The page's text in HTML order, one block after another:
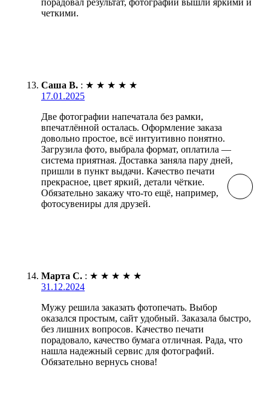
четкими.
Саша В. : ★ ★ ★ ★ ★
17.01.2025
Две фотографии напечатала без рамки,
впечатлённой осталась. Оформление заказа
довольно простое, всё интуитивно понятно.
Загрузила фото, выбрала формат, оплатила —
система приятная. Доставка заняла пару дней,
пришли в пункт выдачи. Качество печати
прекрасное, цвет яркий, детали чёткие.
Обязательно закажу что-то ещё, например,
фотосувениры для друзей.
Марта С. : ★ ★ ★ ★ ★
31.12.2024
Мужу решила заказать фотопечать. Выбор
оказался простым, сайт удобный. Заказала быстро,
без лишних вопросов. Качество печати
порадовало, качество бумага отличная. Рада, что
нашла надежный сервис для фотографий.
Обязательно вернусь снова!